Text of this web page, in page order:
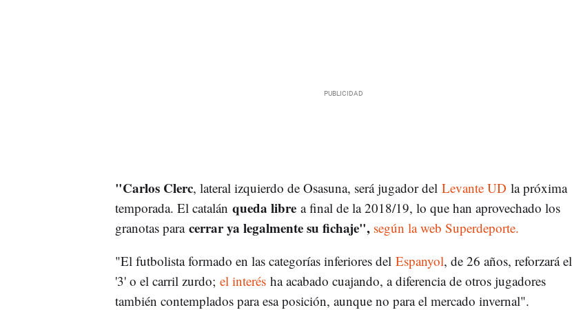
"Carlos Clerc, lateral izquierdo de Osasuna, será jugador del Levante UD la próxima
temporada. El catalán queda librea final de la 2018/19, lo que han aprovechado los
granotas paracerrar ya legalmente su fichaje", según la web Superdeporte.
"El futbolista formado en las categorías inferiores del Espanyol, de 26 años, reforzará el
'3' o el carril zurdo; el interésha acabado cuajando, a diferencia de otros jugadores
también contemplados para esa posición, aunque no para el mercado invernal".